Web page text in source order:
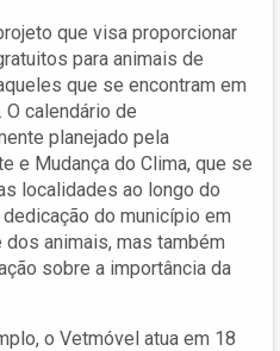
que visa proporcionar
para animais de
que se encontram em
calendário de
planejado pela
e Mudança do Clima, que se
localidades ao longo do
do município em
dos animais, mas também
sobre a importância da
o Vetmóvel atua em 18